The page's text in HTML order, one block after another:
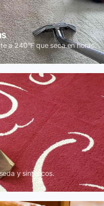
a 240°F que seca en horas.
y sintéticos.